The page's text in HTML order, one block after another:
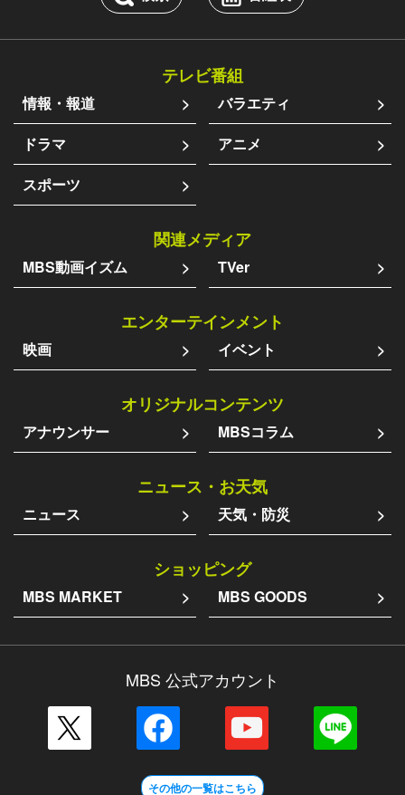
テレビ番組
情報・報道
バラエティ
ドラマ
アニメ
スポーツ
関連メディア
MBS動画イズム TVer
エンターテインメント
映画 イベント
オリジナルコンテンツ
アナウンサー MBSコラム
ニュース・お天気
ニュース 天気・防災
ショッピング
MBS MARKET MBS GOODS
MBS 公式アカウント
その他の一覧はこちら